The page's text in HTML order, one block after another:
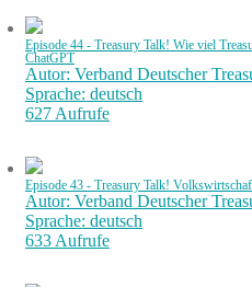
Episode 44 - Treasury Talk! Wie viel
ChatGPT
Autor: Verband Deutscher
Sprache: deutsch
627 Aufrufe
Episode 43 - Treasury Talk!
Autor: Verband Deutscher
Sprache: deutsch
633 Aufrufe